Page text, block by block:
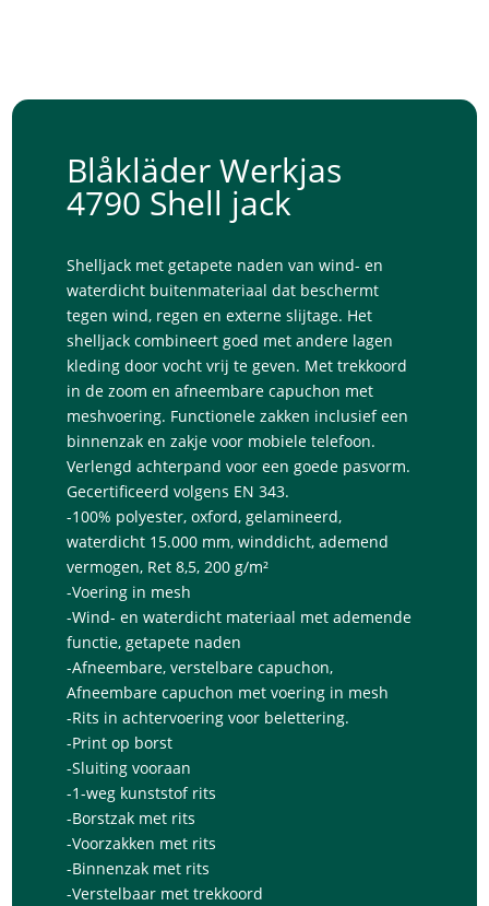
Blåkläder Werkjas
4790 Shell jack
Shelljack met getapete naden van wind- en
waterdicht buitenmateriaal dat beschermt
tegen wind, regen en externe slijtage. Het
shelljack combineert goed met andere lagen
kleding door vocht vrij te geven. Met trekkoord
in de zoom en afneembare capuchon met
meshvoering. Functionele zakken inclusief een
binnenzak en zakje voor mobiele telefoon.
Verlengd achterpand voor een goede pasvorm.
Gecertificeerd volgens EN 343.
-100% polyester, oxford, gelamineerd,
waterdicht 15.000 mm, winddicht, ademend
vermogen, Ret 8,5, 200 g/m²
-Voering in mesh
-Wind- en waterdicht materiaal met ademende
functie, getapete naden
-Afneembare, verstelbare capuchon,
Afneembare capuchon met voering in mesh
-Rits in achtervoering voor belettering.
-Print op borst
-Sluiting vooraan
-1-weg kunststof rits
-Borstzak met rits
-Voorzakken met rits
-Binnenzak met rits
-Verstelbaar met trekkoord